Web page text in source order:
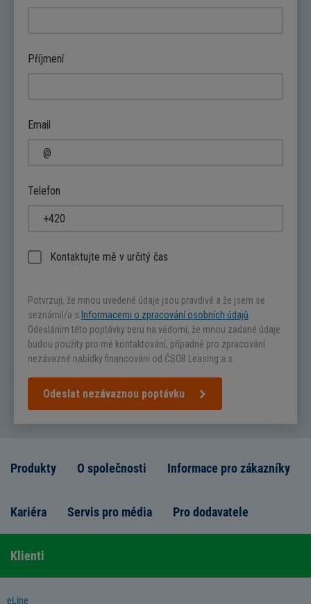
Příjmení
Email
Telefon
Kontaktujte mě v určitý čas
Potvrzuji, že mnou uvedené údaje jsou pravdivé a že jsem se
seznámil/a s Informacemi o zpracování osobních údajů
Odesláním této poptávky beru na vědomí, že mnou zadané údaje
budou použity pro mé kontaktování, případně pro zpracování
nezávazné nabídky financování od ČSOB Leasing a.s.
Odeslat nezávaznou poptávku
Produkty O společnosti Informace pro zákazníky
Kariéra Servis pro média Pro dodavatele
Klienti
eLine